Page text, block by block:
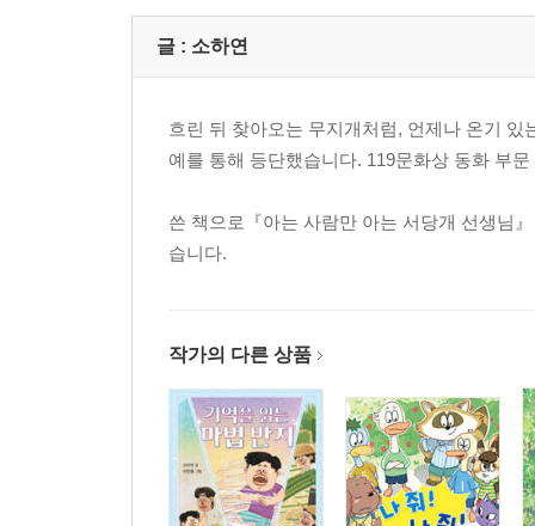
글 : 소하연
흐린 뒤 찾아오는 무지개처럼, 언제나 온기
예를 통해 등단했습니다. 119문화상 동화 부
쓴 책으로『아는 사람만 아는 서당개 선생님
습니다.
작가의 다른 상품